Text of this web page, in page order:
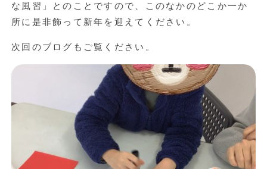
な風習」とのことですので、このなかのどこか一か
所に是非飾って新年を迎えてください。
次回のブログもご覧ください。